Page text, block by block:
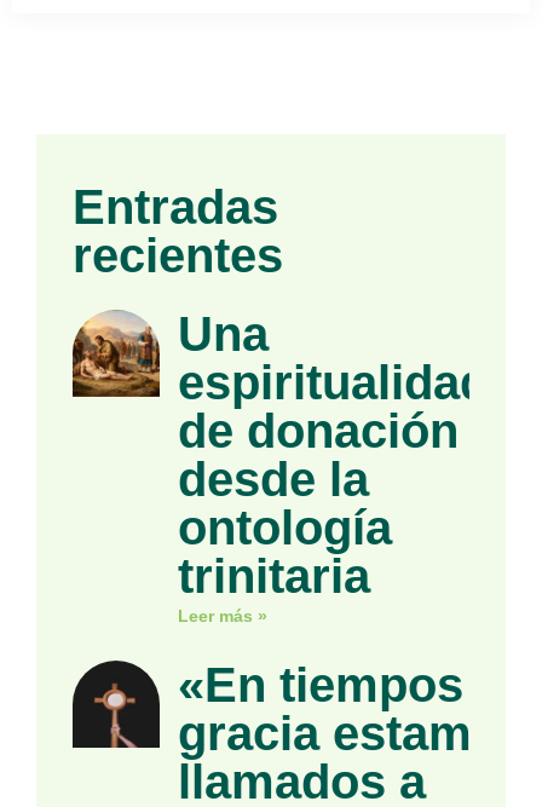
Entradas
recientes
Una
espiritualidad
de donación
desde la
ontología
trinitaria
Leer más »
«En tiempos de
gracia estamos
llamados a